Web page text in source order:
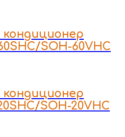
SOH-60VHC
SOH-20VHC